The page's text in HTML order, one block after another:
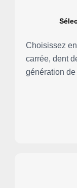
Choisissez
carrée, dent
génération de